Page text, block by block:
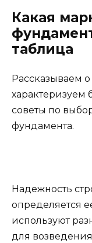
Какая
таблица
Рассказываем
характеризуем
советы по
фундамента.
Надежность
определяется
используют
для